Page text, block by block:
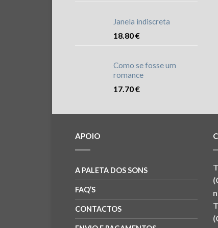
Janela indiscreta
18.80€
Como se fosse um
romance
17.70€
APOIO
A PALETA DOS SONS
FAQ’S
CONTACTOS